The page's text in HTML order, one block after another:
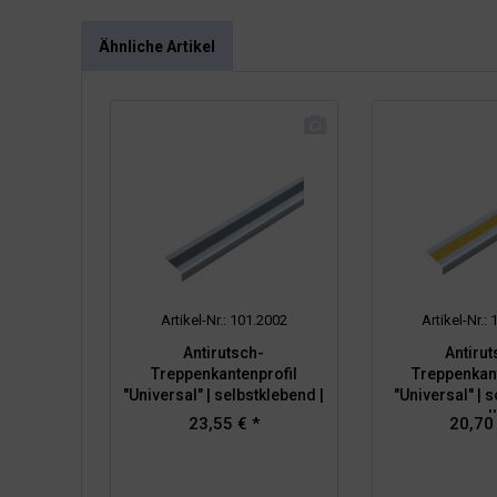
Ähnliche Artikel
Artikel-Nr.: 101.2002
Antirutsch-
Treppenkantenprofil
"Universal" | selbstklebend |
grau
23,55 € *
Artikel-Nr.:
"Universal" |